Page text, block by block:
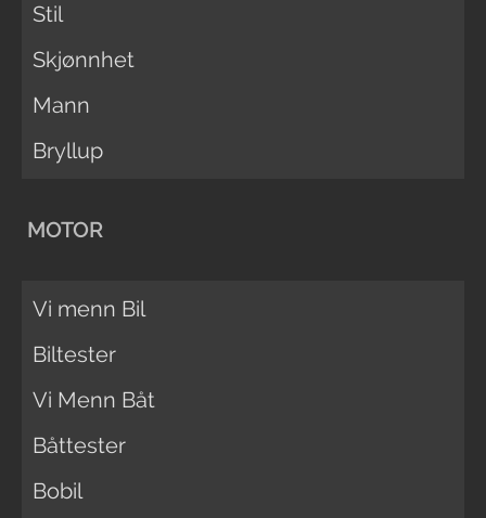
Stil
Skjønnhet
Mann
Bryllup
MOTOR
Vi menn Bil
Biltester
Vi Menn Båt
Båttester
Bobil